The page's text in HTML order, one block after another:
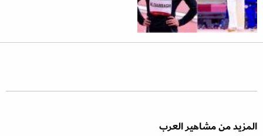
المزيد من مشاهير العرب